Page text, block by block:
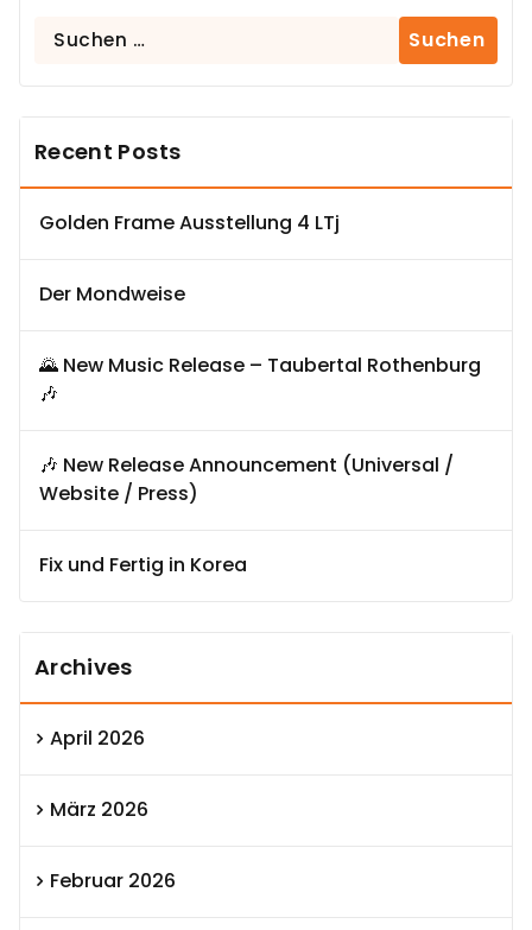
Suchen
Recent Posts
Golden Frame Ausstellung 4 LTj
Der Mondweise
🌄 New Music Release – Taubertal Rothenburg
🎶
🎶 New Release Announcement (Universal /
Website / Press)
Fix und Fertig in Korea
Archives
April 2026
März 2026
Februar 2026